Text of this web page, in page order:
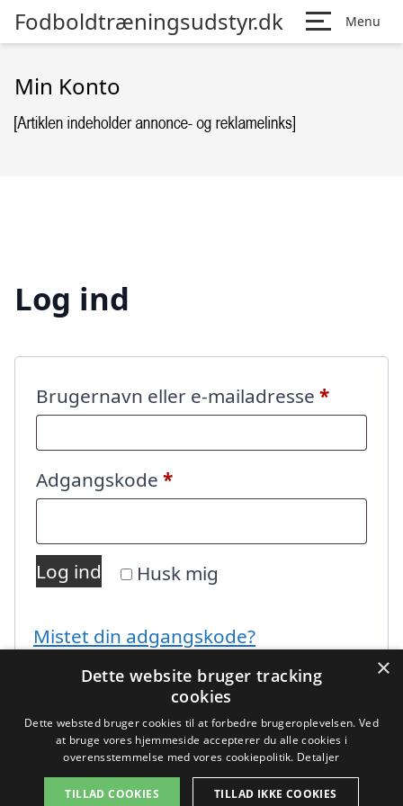
Fodboldtræningsudstyr.dk Menu
Min Konto
Log ind
Brugernavn eller e-mailadresse *
Adgangskode *Påkrævet
Husk mig
Log ind
Mistet din adgangskode?
Copyright 2026 - Pilanto Aps
×
Dette website bruger tracking
cookies
Dette websted bruger cookies til at forbedre brugeroplevelsen. Ved
at bruge vores hjemmeside accepterer du alle cookies i
overensstemmelse med vores cookiepolitik. Detaljer
TILLAD COOKIES TILLAD IKKE COOKIES